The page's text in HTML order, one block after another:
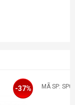
-37% MÃ SP: